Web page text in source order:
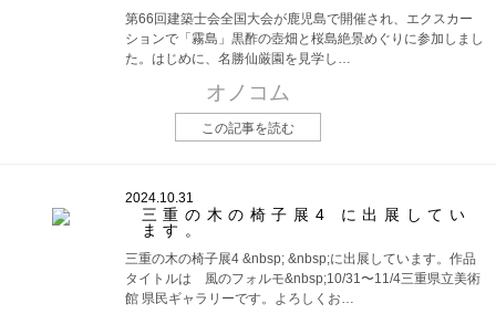
第66回建築士会全国大会が鹿児島で開催され、エクスカー
ションで「霧島」黒酢の壺畑と桜島絶景めぐりに参加しまし
た。はじめに、名勝仙厳園を見学し…
オノコム
この記事を読む
2024.10.31
三重の木の椅子展4 に出展してい
ます。
三重の木の椅子展4 &nbsp; &nbsp;に出展しています。作品
タイトルは 風のフォルモ&nbsp;10/31〜11/4三重県立美術
館 県民ギャラリーです。よろしくお…